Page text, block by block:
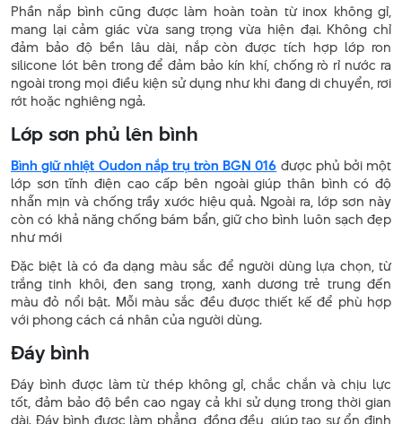
Phần nắp bình cũng được làm hoàn toàn từ inox không gỉ,
mang lại cảm giác vừa sang trọng vừa hiện đại. Không chỉ
đảm bảo độ bền lâu dài, nắp còn được tích hợp lớp ron
silicone lót bên trong để đảm bảo kín khí, chống rò rỉ nước ra
ngoài trong mọi điều kiện sử dụng như khi đang di chuyển, rơi
rớt hoặc nghiêng ngả.
Lớp sơn phủ lên bình
Bình giữ nhiệt Oudon nắp trụ tròn BGN 016 được phủ bởi một
lớp sơn tĩnh điện cao cấp bên ngoài giúp thân bình có độ
nhẵn mịn và chống trầy xước hiệu quả. Ngoài ra, lớp sơn này
còn có khả năng chống bám bẩn, giữ cho bình luôn sạch đẹp
như mới
Đặc biệt là có đa dạng màu sắc để người dùng lựa chọn, từ
trắng tinh khôi, đen sang trọng, xanh dương trẻ trung đến
màu đỏ nổi bật. Mỗi màu sắc đều được thiết kế để phù hợp
với phong cách cá nhân của người dùng.
Đáy bình
Đáy bình được làm từ thép không gỉ, chắc chắn và chịu lực
tốt, đảm bảo độ bền cao ngay cả khi sử dụng trong thời gian
dài. Đáy bình được làm phẳng, đồng đều, giúp tạo sự ổn định